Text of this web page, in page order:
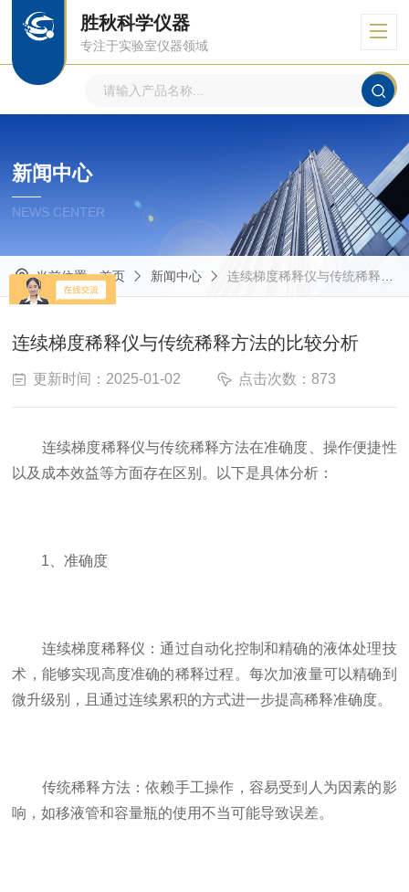
胜秋科学仪器
专注于实验室仪器领域
新闻中心
NEWS CENTER
当前位置：首页 新闻中心 连续梯度稀释仪与传统稀释方法的比较分析
连续梯度稀释仪与传统稀释方法的比较分析
更新时间：2025-01-02 点击次数：873
连续梯度稀释仪与传统稀释方法在准确度、操作便捷性
以及成本效益等方面存在区别。以下是具体分析：
1、准确度
连续梯度稀释仪：通过自动化控制和精确的液体处理技
术，能够实现高度准确的稀释过程。每次加液量可以精确到
微升级别，且通过连续累积的方式进一步提高稀释准确度。
传统稀释方法：依赖手工操作，容易受到人为因素的影
响，如移液管和容量瓶的使用不当可能导致误差。